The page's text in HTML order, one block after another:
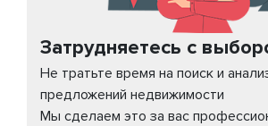
Затрудняетесь с
Не тратьте время на поиск и
предложений недвижимости
Мы сделаем это за вас